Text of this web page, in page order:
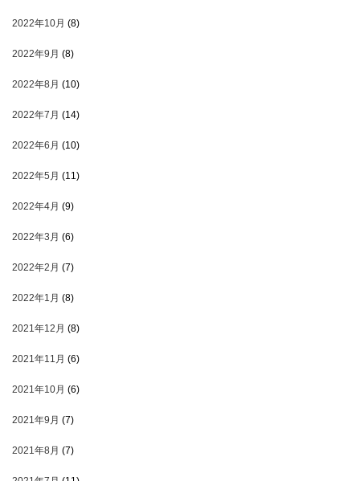
2022年10月 (8)
2022年9月 (8)
2022年8月 (10)
2022年7月 (14)
2022年6月 (10)
2022年5月 (11)
2022年4月 (9)
2022年3月 (6)
2022年2月 (7)
2022年1月 (8)
2021年12月 (8)
2021年11月 (6)
2021年10月 (6)
2021年9月 (7)
2021年8月 (7)